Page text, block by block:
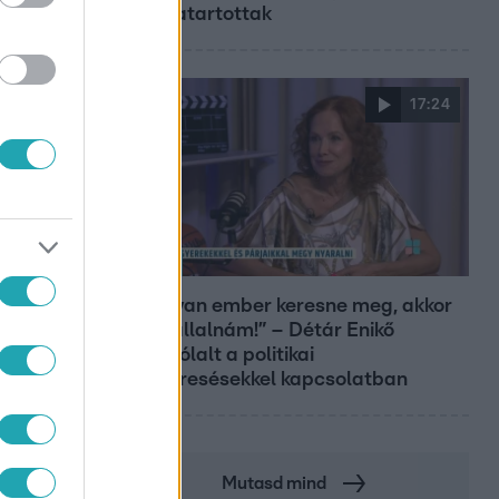
a fogvatartottak
17:24
„Ha olyan ember keresne meg, akkor
sem vállalnám!” – Détár Enikő
megszólalt a politikai
megkeresésekkel kapcsolatban
Mutasd mind